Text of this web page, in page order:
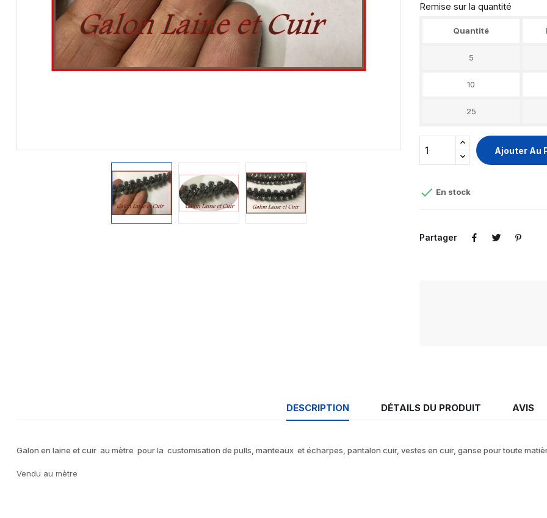
Remise sur la quantité
Quantité
5
10
25
Ajouter Au
 En stock
Partager
DESCRIPTION DÉTAILS DU PRODUIT AVIS
Galon en laine et cuir au mètre pour la customisation de pulls, manteaux et écharpes, pantalon cuir, vestes en cuir, ganse pour toute
Vendu au mètre